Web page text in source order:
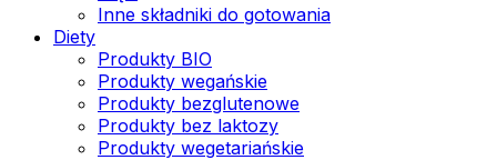
Inne składniki do gotowania
Diety
Produkty BIO
Produkty wegańskie
Produkty bezglutenowe
Produkty bez laktozy
Produkty wegetariańskie